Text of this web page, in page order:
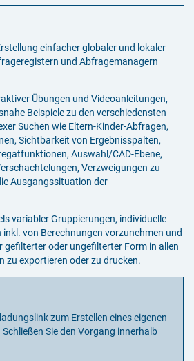
einfacher globaler und lokaler
und Abfragemanagern
Übungen und Videoanleitungen,
Beispiele zu den verschiedensten
Suchen wie Eltern-Kinder-Abfragen,
Sichtbarkeit von Ergebnisspalten,
Auswahl/CAD-Ebene,
Verzweigungen zu
Ausgangssituation der
variabler Gruppierungen, individuelle
von Berechnungen vorzunehmen und
gefilterter oder ungefilterter Form in allen
zu exportieren oder zu drucken.
zum Erstellen eines eigenen
Sie den Vorgang innerhalb